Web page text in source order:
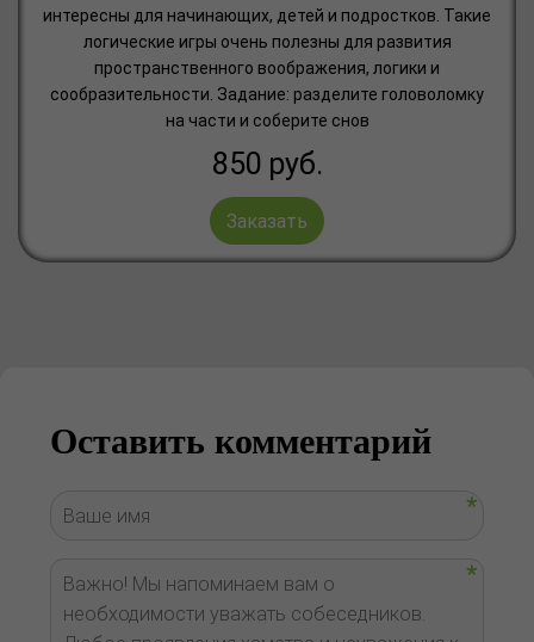
интересны для начинающих, детей и подростков. Такие
логические игры очень полезны для развития
пространственного воображения, логики и
сообразительности. Задание: разделите головоломку
на части и соберите снов
850 руб.
Заказать
Оставить комментарий